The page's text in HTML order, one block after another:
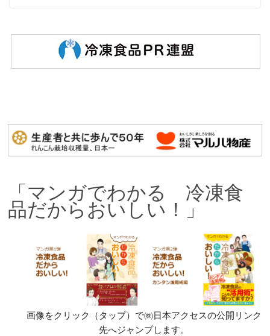
「マンガでわかる 冷凍食
品だからおいしい！」
画像をクリック（タップ）で㈱日本アクセスの公開リンク
先へジャンプします。